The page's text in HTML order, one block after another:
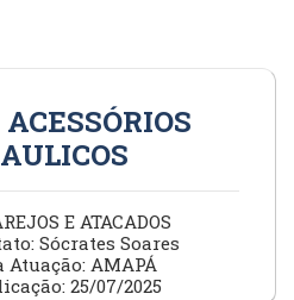
E ATACADOS
Sócrates Soares
Atuação: AMAPÁ
25/07/2025